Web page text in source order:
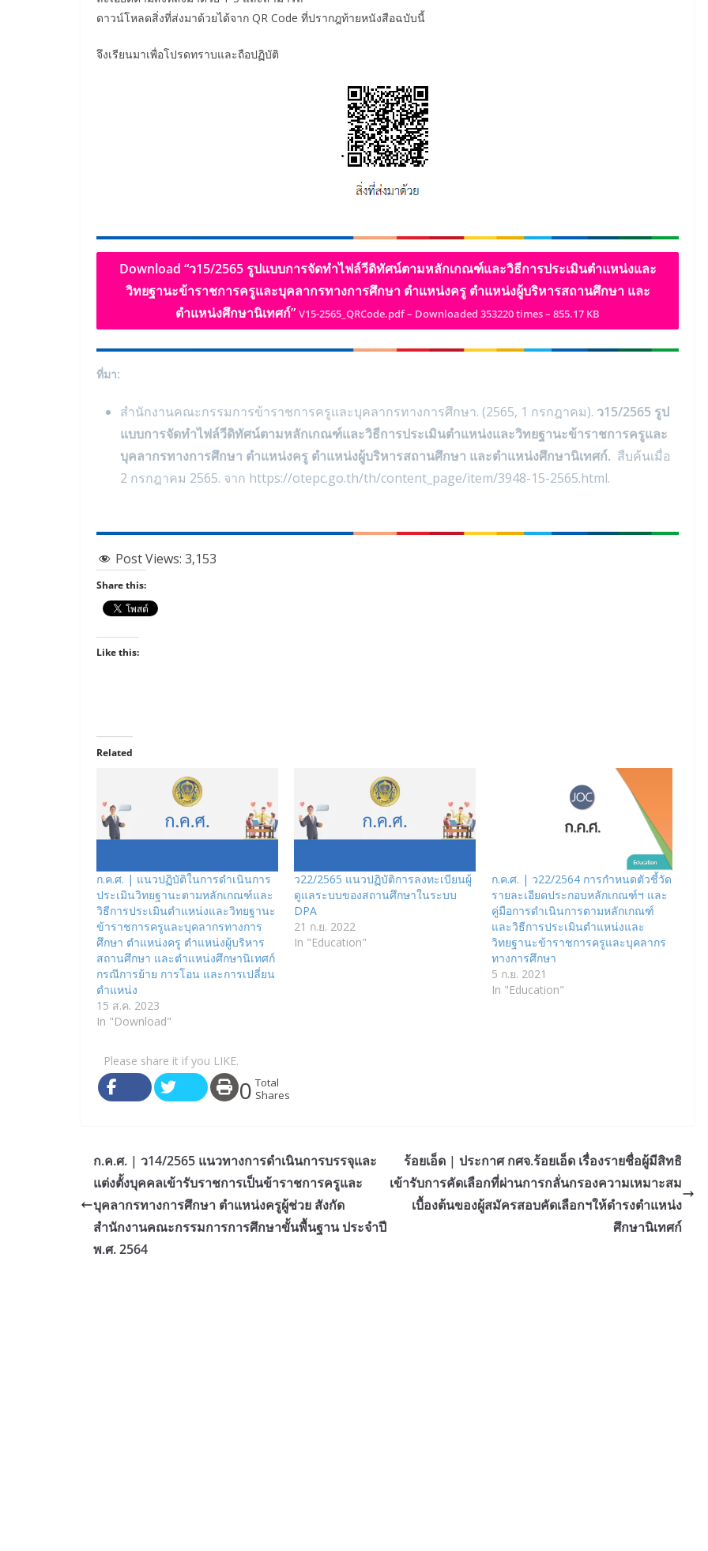
ดาวน์โหลดสิ่งที่ส่งมาด้วยได้จาก QR Code ที่ปรากฎท้ายหนังสือฉบับนี้
จึงเรียนมาเพื่อโปรดทราบและถือปฏิบัติ
Download “ว15/2565 รูปแบบการจัดทำไฟล์วีดิทัศน์ตามหลักเกณฑ์และวิธีการประเมินตำแหน่งและ
วิทยฐานะข้าราชการครูและบุคลากรทางการศึกษา ตำแหน่งครู ตำแหน่งผู้บริหารสถานศึกษา และ
ตำแหน่งศึกษานิเทศก์” V15-2565_QRCode.pdf – Downloaded 353220 times – 855.17 KB
ที่มา:
สำนักงานคณะกรรมการข้าราชการครูและบุคลากรทางการศึกษา. (2565, 1 กรกฎาคม). ว15/2565 รูป
แบบการจัดทำไฟล์วีดิทัศน์ตามหลักเกณฑ์และวิธีการประเมินตำแหน่งและวิทยฐานะข้าราชการครูและ
บุคลากรทางการศึกษา ตำแหน่งครู ตำแหน่งผู้บริหารสถานศึกษา และตำแหน่งศึกษานิเทศก์. สืบค้นเมื่อ
2 กรกฎาคม 2565. จาก https://otepc.go.th/th/content_page/item/3948-15-2565.html.
Post Views: 3,153
Share this:
Like this:
Related
ก.ค.ศ. | แนวปฏิบัติในการดําเนินการ
ประเมินวิทยฐานะตามหลักเกณฑ์และ
วิธีการประเมินตําแหน่งและวิทยฐานะ
ข้าราชการครูและบุคลากรทางการ
ศึกษา ตําแหน่งครู ตําแหน่งผู้บริหาร
สถานศึกษา และตําแหน่งศึกษานิเทศก์
กรณีการย้าย การโอน และการเปลี่ยน
ตําแหน่ง
15 ส.ค. 2023
In "Download"
ว22/2565 แนวปฏิบัติการลงทะเบียนผู้
ดูแลระบบของสถานศึกษาในระบบ
DPA
21 ก.ย. 2022
In "Education"
ก.ค.ศ. | ว22/2564 การกำหนดตัวชี้วัด
รายละเอียดประกอบหลักเกณฑ์ฯ และ
คู่มือการดำเนินการตามหลักเกณฑ์
และวิธีการประเมินตำแหน่งและ
วิทยฐานะข้าราชการครูและบุคลากร
ทางการศึกษา
5 ก.ย. 2021
In "Education"
Please share it if you LIKE.
0 Total
Shares
ก.ค.ศ. | ว14/2565 แนวทางการดำเนินการบรรจุและ
แต่งตั้งบุคคลเข้ารับราชการเป็นข้าราชการครูและ
บุคลากรทางการศึกษา ตำแหน่งครูผู้ช่วย สังกัด
สำนักงานคณะกรรมการการศึกษาขั้นพื้นฐาน ประจำปี
พ.ศ. 2564
ร้อยเอ็ด | ประกาศ กศจ.ร้อยเอ็ด เรื่องรายชื่อผู้มีสิทธิ
เข้ารับการคัดเลือกที่ผ่านการกลั่นกรองความเหมาะสม
เบื้องต้นของผู้สมัครสอบคัดเลือกฯให้ดำรงตำแหน่ง
ศึกษานิเทศก์